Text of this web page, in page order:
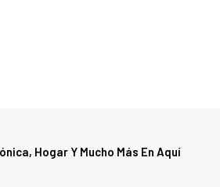
Hogar Y Mucho Más En Aquí